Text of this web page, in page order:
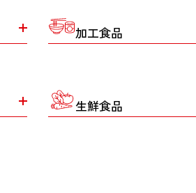
加工食品
生鮮食品